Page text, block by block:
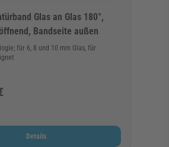
Glas an Glas 180°,
Bandseite außen
für 6, 8 und 10 mm Glas, für
Details